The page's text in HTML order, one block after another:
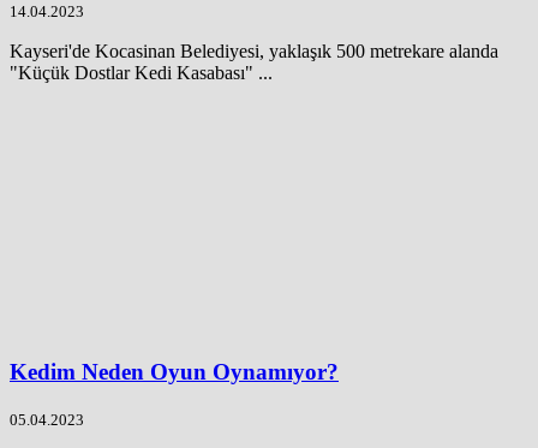
14.04.2023
Kayseri'de Kocasinan Belediyesi, yaklaşık 500 metrekare alanda
"Küçük Dostlar Kedi Kasabası" ...
Kedim Neden Oyun Oynamıyor?
05.04.2023